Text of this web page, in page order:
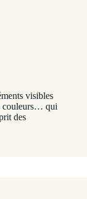
visibles
couleurs… qui
des